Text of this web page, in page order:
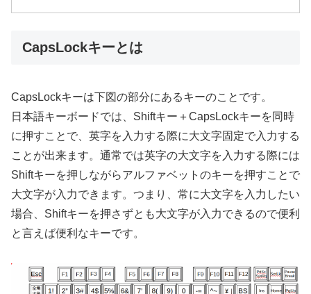
CapsLockキーとは
CapsLockキーは下図の部分にあるキーのことです。
日本語キーボードでは、Shiftキー＋CapsLockキーを同時
に押すことで、英字を入力する際に大文字固定で入力する
ことが出来ます。通常では英字の大文字を入力する際には
Shiftキーを押しながらアルファベットのキーを押すことで
大文字が入力できます。つまり、常に大文字を入力したい
場合、Shiftキーを押さずとも大文字が入力できるので便利
と言えば便利なキーです。